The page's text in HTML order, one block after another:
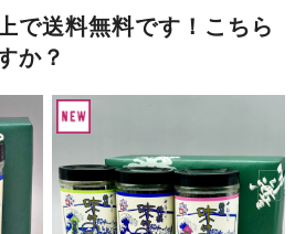
で送料無料です！こちら
か？